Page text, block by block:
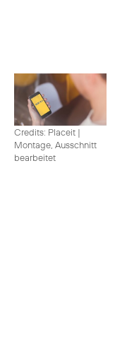
Credits: Placeit |
Montage, Ausschnitt
bearbeitet